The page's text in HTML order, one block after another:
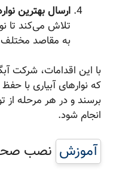
ارسال بهترین نوارها:
تلاش می‌کند تا
به مقاصد مختلف
با این اقدامات، شرکت
که نوارهای آبیاری با
برسند و در هر مرحله از
انجام شود.
آموزشنصب صحیح